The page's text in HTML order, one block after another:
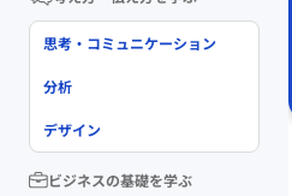
思考・コミュニケーション
分析
デザイン
ビジネスの基礎を学ぶ